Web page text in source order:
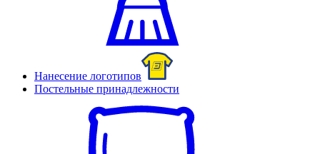
Нанесение логотипов
Постельные принадлежности